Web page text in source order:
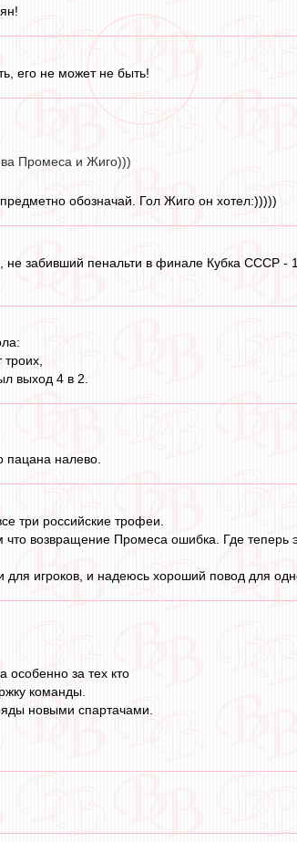
его не может не быть!
Промеса и Жиго)))
обозначай. Гол Жиго он хотел:)))))
не забивший пенальти в финале Кубка СССР -
троих,
выход 4 в 2.
пацана налево.
три российские трофеи.
возвращение Промеса ошибка. Где теперь
игроков, и надеюсь хороший повод для
особенно за тех кто
команды.
новыми спартачами.